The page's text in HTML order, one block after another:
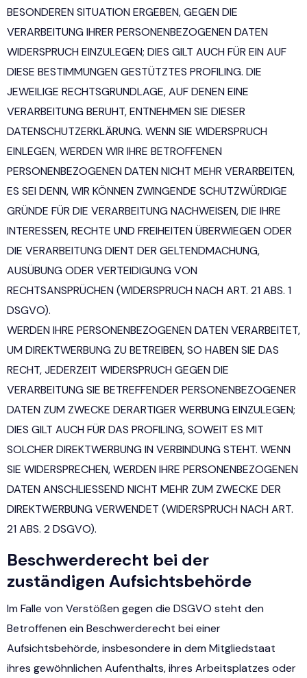
BESONDEREN SITUATION ERGEBEN, GEGEN DIE
VERARBEITUNG IHRER PERSONENBEZOGENEN DATEN
WIDERSPRUCH EINZULEGEN; DIES GILT AUCH FÜR EIN AUF
DIESE BESTIMMUNGEN GESTÜTZTES PROFILING. DIE
JEWEILIGE RECHTSGRUNDLAGE, AUF DENEN EINE
VERARBEITUNG BERUHT, ENTNEHMEN SIE DIESER
DATENSCHUTZERKLÄRUNG. WENN SIE WIDERSPRUCH
EINLEGEN, WERDEN WIR IHRE BETROFFENEN
PERSONENBEZOGENEN DATEN NICHT MEHR VERARBEITEN,
ES SEI DENN, WIR KÖNNEN ZWINGENDE SCHUTZWÜRDIGE
GRÜNDE FÜR DIE VERARBEITUNG NACHWEISEN, DIE IHRE
INTERESSEN, RECHTE UND FREIHEITEN ÜBERWIEGEN ODER
DIE VERARBEITUNG DIENT DER GELTENDMACHUNG,
AUSÜBUNG ODER VERTEIDIGUNG VON
RECHTSANSPRÜCHEN (WIDERSPRUCH NACH ART. 21 ABS. 1
DSGVO).
WERDEN IHRE PERSONENBEZOGENEN DATEN VERARBEITET,
UM DIREKTWERBUNG ZU BETREIBEN, SO HABEN SIE DAS
RECHT, JEDERZEIT WIDERSPRUCH GEGEN DIE
VERARBEITUNG SIE BETREFFENDER PERSONENBEZOGENER
DATEN ZUM ZWECKE DERARTIGER WERBUNG EINZULEGEN;
DIES GILT AUCH FÜR DAS PROFILING, SOWEIT ES MIT
SOLCHER DIREKTWERBUNG IN VERBINDUNG STEHT. WENN
SIE WIDERSPRECHEN, WERDEN IHRE PERSONENBEZOGENEN
DATEN ANSCHLIESSEND NICHT MEHR ZUM ZWECKE DER
DIREKTWERBUNG VERWENDET (WIDERSPRUCH NACH ART.
21 ABS. 2 DSGVO).
Beschwerde­recht bei der
zuständigen Aufsichts­behörde
Im Falle von Verstößen gegen die DSGVO steht den
Betroffenen ein Beschwerderecht bei einer
Aufsichtsbehörde, insbesondere in dem Mitgliedstaat
ihres gewöhnlichen Aufenthalts, ihres Arbeitsplatzes oder